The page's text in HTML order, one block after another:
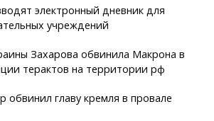
электронный дневник для
учреждений
Захарова обвинила Макрона в
терактов на территории рф
обвинил главу кремля в провале